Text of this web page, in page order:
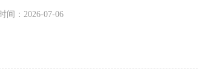
间：2026-07-06